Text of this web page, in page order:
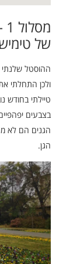
של
ההוסטל שלנתי בו היה
ולכן התחלתי
טיילתי
בצבעים
הגנים הם לא
הגן.